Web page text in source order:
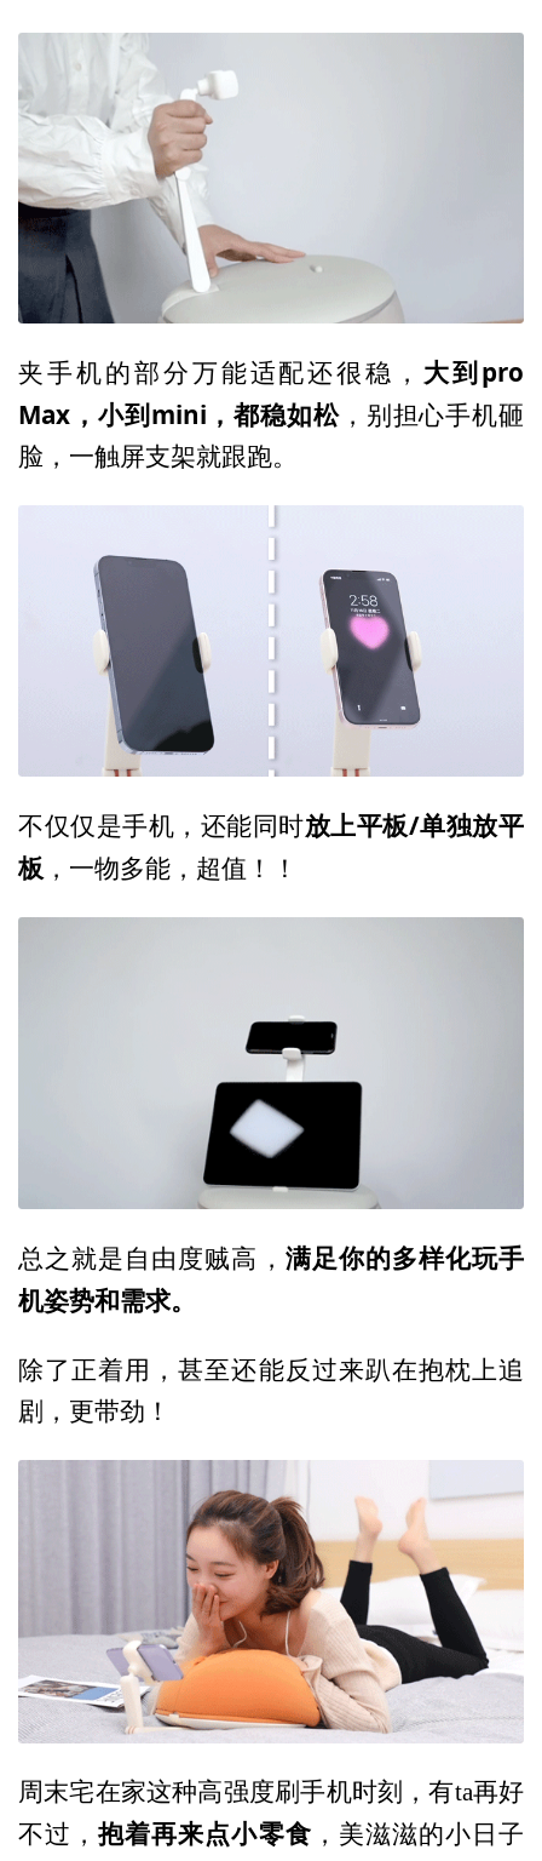
夹手机的部分万能适配还很稳， 大到pro
Max，小到mini，都稳如松，别担心手机砸
脸，一触屏支架就跟跑。
不仅仅是手机，还能同时放上平板/单独放平
板 ，一物多能，超值！！
总之就是自由度贼高， 满足你的多样化玩手
机姿势和需求。
除了正着用，甚至还能反过来趴在抱枕上追
剧，更带劲！
周末宅在家这种高强度刷手机时刻，有ta再好
不过，抱着再来点小零食 ，美滋滋的小日子